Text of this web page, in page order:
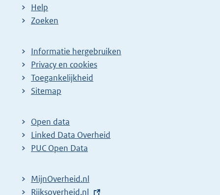
Help
Zoeken
Informatie hergebruiken
Privacy en cookies
Toegankelijkheid
Sitemap
Open data
Linked Data Overheid
PUC Open Data
MijnOverheid.nl
E
Rijksoverheid.nl